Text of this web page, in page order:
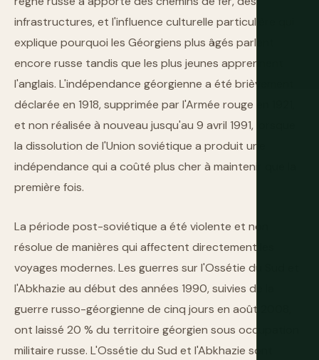
infrastructures, et l'influence culturelle particulière qui
explique pourquoi les Géorgiens plus âgés parlent
encore russe tandis que les plus jeunes apprennent
l'anglais. L'indépendance géorgienne a été brièvement
déclarée en 1918, supprimée par l'Armée rouge en 1921,
et non réalisée à nouveau jusqu'au 9 avril 1991, lorsque
la dissolution de l'Union soviétique a produit une
indépendance qui a coûté plus cher à maintenir que la
première fois.
La période post-soviétique a été violente et non
résolue de manières qui affectent directement les
voyages modernes. Les guerres sur l'Ossétie du Sud et
l'Abkhazie au début des années 1990, suivies de la
guerre russo-géorgienne de cinq jours en août 2008,
ont laissé 20 % du territoire géorgien sous occupation
militaire russe. L'Ossétie du Sud et l'Abkhazie sont